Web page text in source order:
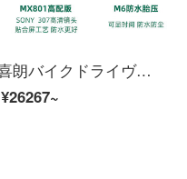
喜朗バイクドライヴレーコダーSONYハイビゾン1080前後ダブル録画カメラ防水ライド装備MX 801高配合版-SONYハービアン307レンズレコーダー+M
¥26267~